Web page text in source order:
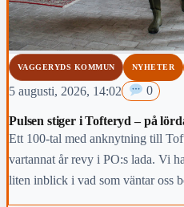
VAGGERYDS KOMMUN NYHETER
5 augusti, 2026, 14:02 0
Pulsen stiger i Tofteryd – på
Ett 100-tal med anknytning till
vartannat år revy i PO:s lada. Vi
liten inblick i vad som väntar oss